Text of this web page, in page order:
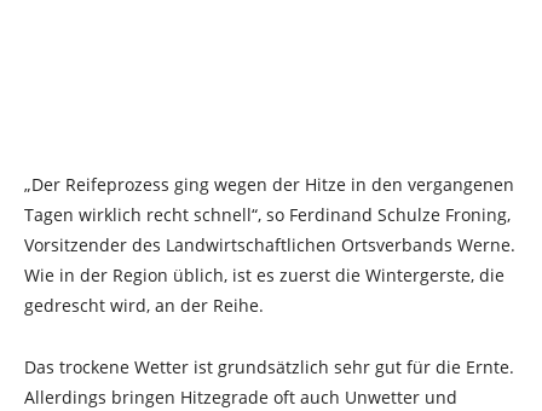
„Der Reifeprozess ging wegen der Hitze in den vergangenen
Tagen wirklich recht schnell“, so Ferdinand Schulze Froning,
Vorsitzender des Landwirtschaftlichen Ortsverbands Werne.
Wie in der Region üblich, ist es zuerst die Wintergerste, die
gedrescht wird, an der Reihe.
Das trockene Wetter ist grundsätzlich sehr gut für die Ernte.
Allerdings bringen Hitzegrade oft auch Unwetter und